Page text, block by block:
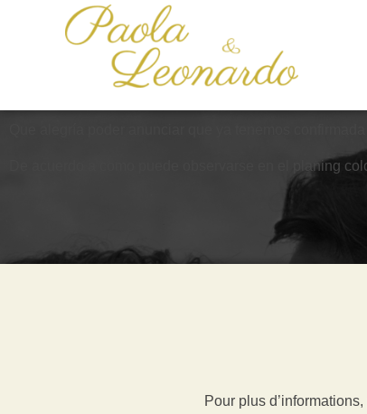
De acuerdo a como puede observarse en el planing
Pour plus